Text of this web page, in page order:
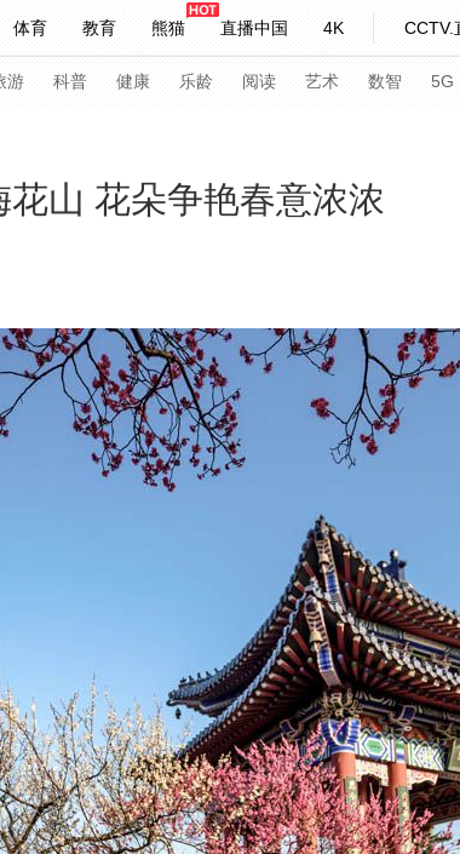
体育 教育 熊猫 直播中国 4K CCTV.
妙语 热解读 天天学习
持人 下载央视影音
游 科普 健康 乐龄 阅读 艺术 数智 5G
道 VR/AR 4K专区 全景新闻
入列 人生第一次 人生第二次
CBA NBA 中超
足球道路
科普 健康
全民健康 颜选攻略
热播榜 总台企业白名单
山 花朵争艳春意浓浓